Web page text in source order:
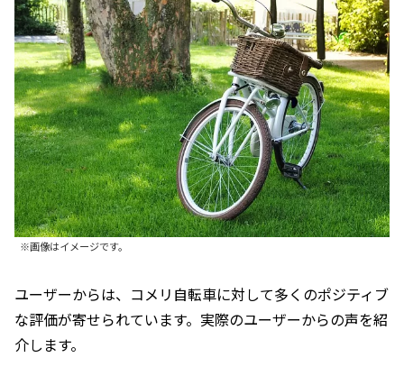
※画像はイメージです。
ユーザーからは、コメリ自転車に対して多くのポジティブ
な評価が寄せられています。実際のユーザーからの声を紹
介します。